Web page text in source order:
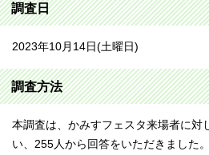
調査日
2023年10月14日(土曜日)
調査方法
本調査は、かみすフェスタ来場者に対
い、255人から回答をいただきました。